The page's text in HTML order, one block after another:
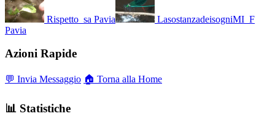
Rispetto_sa Pavia
LasostanzadeisogniMI_F
Pavia
Azioni Rapide
💬 Invia Messaggio 🏠 Torna alla Home
📊 Statistiche